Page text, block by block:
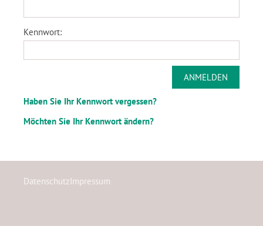
Kennwort:
Haben Sie Ihr Kennwort vergessen?
Möchten Sie Ihr Kennwort ändern?
DatenschutzImpressum